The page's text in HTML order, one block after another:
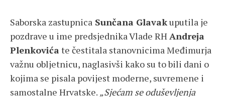
Saborska zastupnica Sunčana Glavakuputila je
pozdrave u ime predsjednika Vlade RHAndreja
Plenkovića te čestitala stanovnicima Međimurja
važnu obljetnicu, naglasivši kako su to bili dani o
kojima se pisala povijest moderne, suvremene i
samostalne Hrvatske. „Sjećam se oduševljenja